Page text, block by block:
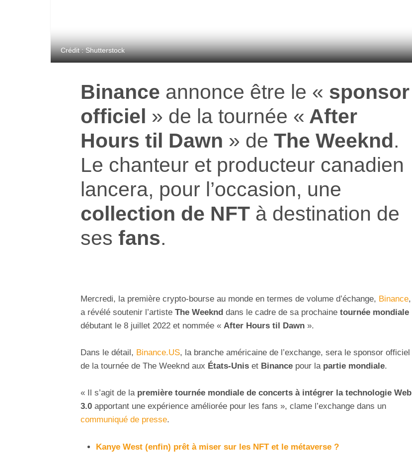
Crédit : Shutterstock
Binance annonce être le « sponsor
officiel » de la tournée « After
Hours til Dawn » de The Weeknd.
Le chanteur et producteur canadien
lancera, pour l’occasion, une
collection de NFT à destination de
ses fans.
Mercredi, la première crypto-bourse au monde en termes de volume d’échange, Binance,
a révélé soutenir l’artiste The Weeknd dans le cadre de sa prochaine tournée mondiale
débutant le 8 juillet 2022 et nommée « After Hours til Dawn ».
Dans le détail, Binance.US, la branche américaine de l’exchange, sera le sponsor officiel
de la tournée de The Weeknd aux États-Unis et Binance pour lapartie mondiale.
« Il s’agit de la première tournée mondiale de concerts à intégrer la technologie Web
3.0 apportant une expérience améliorée pour les fans », clame l’exchange dans un
communiqué de presse.
Kanye West (enfin) prêt à miser sur les NFT et le métaverse ?